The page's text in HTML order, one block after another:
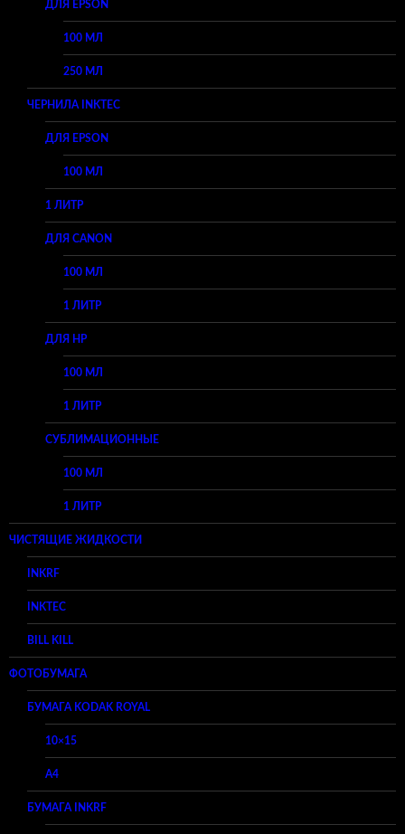
ДЛЯ EPSON
100 МЛ
250 МЛ
ЧЕРНИЛА INKTEC
ДЛЯ EPSON
100 МЛ
1 ЛИТР
ДЛЯ CANON
100 МЛ
1 ЛИТР
ДЛЯ HP
100 МЛ
1 ЛИТР
СУБЛИМАЦИОННЫЕ
100 МЛ
1 ЛИТР
ЧИСТЯЩИЕ ЖИДКОСТИ
INKRF
INKTEC
BILL KILL
ФОТОБУМАГА
БУМАГА KODAK ROYAL
10×15
A4
БУМАГА INKRF